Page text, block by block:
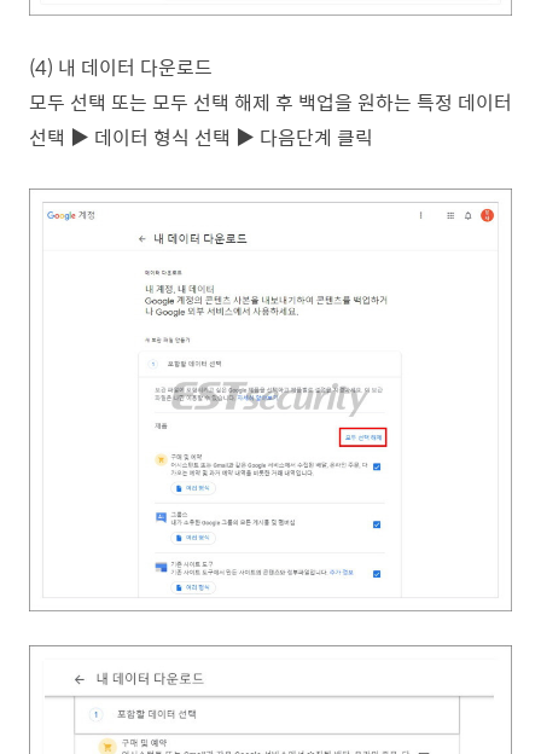
(4) 내 데이터 다운로드
모두 선택 또는 모두 선택 해제 후 백업을 원하는 특정 데이터
선택 ▶ 데이터 형식 선택 ▶ 다음단계 클릭